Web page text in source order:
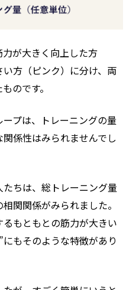
が大きく向上した方
い方（ピンク）に分け、両
のです。
プは、トレーニングの量
係性はみられませんでし
ちは、総トレーニング量
関関係がみられました。
もともとの筋力が大きい
もそのような特徴があり